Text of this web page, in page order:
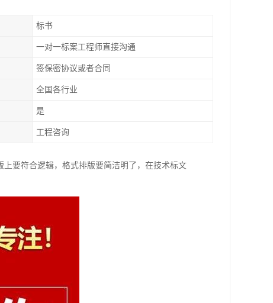
标书
一对一标案工程师直接沟通
签保密协议或者合同
全国各行业
是
工程咨询
要符合逻辑，格式排版要简洁明了，在技术标文